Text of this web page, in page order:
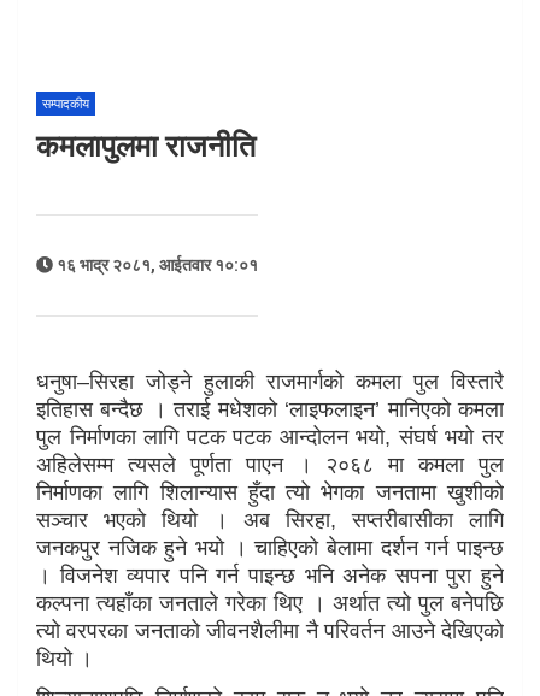
सम्पादकीय
कमलापुलमा राजनीति
१६ भाद्र २०८१, आईतवार १०:०१
धनुषा–सिरहा जोड्ने हुलाकी राजमार्गको कमला पुल विस्तारै
इतिहास बन्दैछ । तराई मधेशको ‘लाइफलाइन’ मानिएको कमला
पुल निर्माणका लागि पटक पटक आन्दोलन भयो, संघर्ष भयो तर
अहिलेसम्म त्यसले पूर्णता पाएन । २०६८ मा कमला पुल
निर्माणका लागि शिलान्यास हुँदा त्यो भेगका जनतामा खुशीको
सञ्चार भएको थियो । अब सिरहा, सप्तरीबासीका लागि
जनकपुर नजिक हुने भयो । चाहिएको बेलामा दर्शन गर्न पाइन्छ
। विजनेश व्यपार पनि गर्न पाइन्छ भनि अनेक सपना पुरा हुने
कल्पना त्यहाँका जनताले गरेका थिए । अर्थात त्यो पुल बनेपछि
त्यो वरपरका जनताको जीवनशैलीमा नै परिवर्तन आउने देखिएको
थियो ।